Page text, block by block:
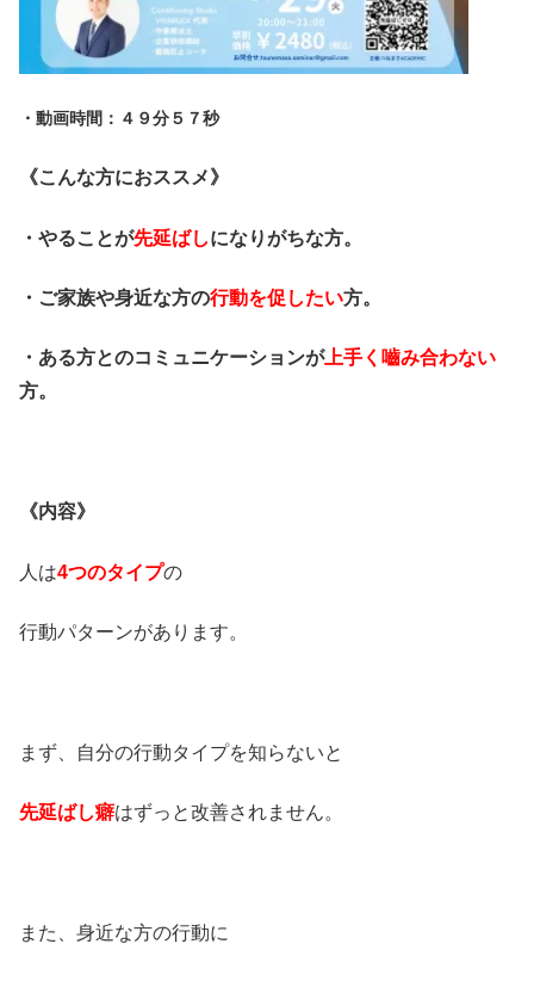
・動画時間：４９分５７秒
《こんな方におススメ》
・やることが先延ばしになりがちな方。
・ご家族や身近な方の行動を促したい方。
・ある方とのコミュニケーションが上手く嚙み合わない
方。
《内容》
人は4つのタイプの
行動パターンがあります。
まず、自分の行動タイプを知らないと
先延ばし癖はずっと改善されません。
また、身近な方の行動に